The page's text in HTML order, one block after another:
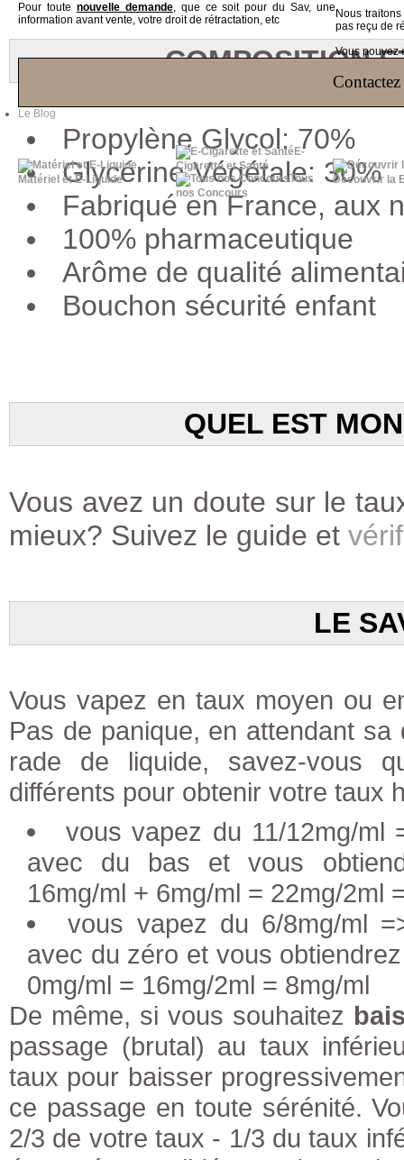
Pour toute nouvelle demande, que ce soit pour du Sav, une
information avant vente, votre droit de rétractation, etc
Nous
pas reçu de
Vous pouvez
Le Blog
Matériel et E-Liquide
E-
Cigarette et Santé
Tous
nos Concours
Découvrir la
COMPOSITION
Propylène Glycol: 70%
Glycérine Végétale: 30%
Fabriqué en France, aux
100% pharmaceutique
Arôme de qualité
Bouchon sécurité enfant
QUEL EST
Vous avez un doute sur le
mieux? Suivez le guide et
LE
Vous vapez en taux moyen ou
Pas de panique, en attendant
rade de liquide, savez-vous
différents pour obtenir votre taux
vous vapez du 11/12mg/ml
avec du bas et vous
16mg/ml + 6mg/ml = 22mg/2ml
vous vapez du 6/8mg/ml
avec du zéro et vous
0mg/ml = 16mg/2ml = 8mg/ml
De même, si vous souhaitez
passage (brutal) au taux
taux pour baisser
ce passage en toute sérénité.
2/3 de votre taux - 1/3 du taux